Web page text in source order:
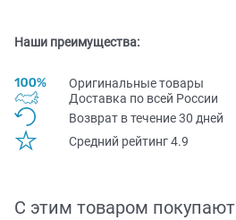
Наши преимущества:
Оригинальные товары
Доставка по всей Pоссии
Возврат в течение 30 дней
Средний рейтинг 4.9
С этим товаром покупают